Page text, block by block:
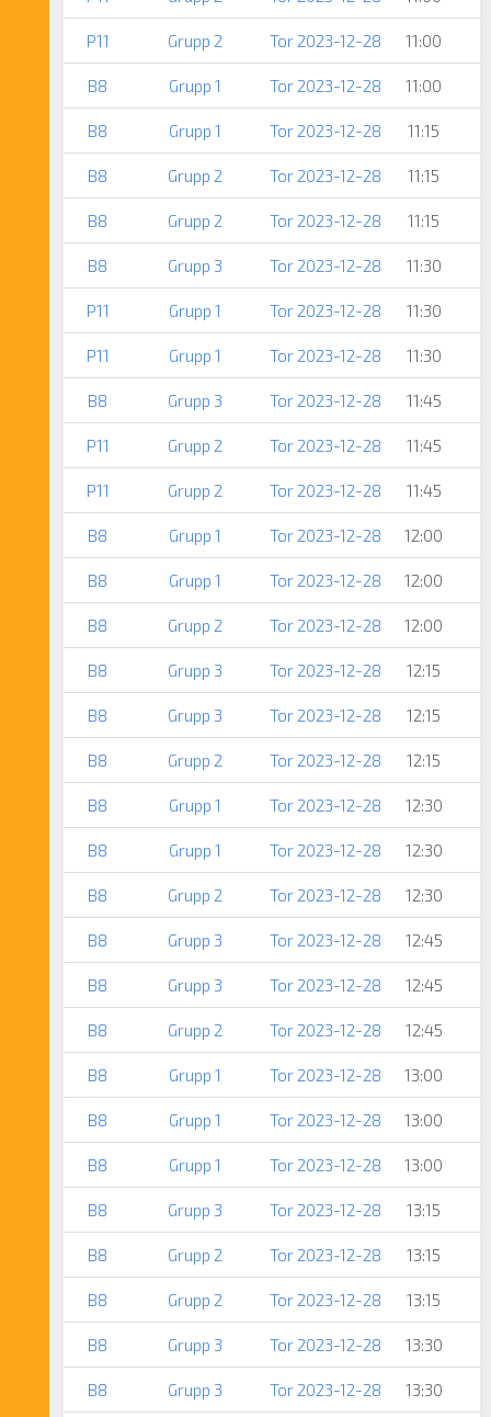
P11 Grupp 2 Tor 2023-12-28 11:00
B8 Grupp 1 Tor 2023-12-28 11:00
B8 Grupp 1 Tor 2023-12-28 11:15
B8 Grupp 2 Tor 2023-12-28 11:15
B8 Grupp 2 Tor 2023-12-28 11:15
B8 Grupp 3 Tor 2023-12-28 11:30
P11 Grupp 1 Tor 2023-12-28 11:30
P11 Grupp 1 Tor 2023-12-28 11:30
B8 Grupp 3 Tor 2023-12-28 11:45
P11 Grupp 2 Tor 2023-12-28 11:45
P11 Grupp 2 Tor 2023-12-28 11:45
B8 Grupp 1 Tor 2023-12-28 12:00
B8 Grupp 1 Tor 2023-12-28 12:00
B8 Grupp 2 Tor 2023-12-28 12:00
B8 Grupp 3 Tor 2023-12-28 12:15
B8 Grupp 3 Tor 2023-12-28 12:15
B8 Grupp 2 Tor 2023-12-28 12:15
B8 Grupp 1 Tor 2023-12-28 12:30
B8 Grupp 1 Tor 2023-12-28 12:30
B8 Grupp 2 Tor 2023-12-28 12:30
B8 Grupp 3 Tor 2023-12-28 12:45
B8 Grupp 3 Tor 2023-12-28 12:45
B8 Grupp 2 Tor 2023-12-28 12:45
B8 Grupp 1 Tor 2023-12-28 13:00
B8 Grupp 1 Tor 2023-12-28 13:00
B8 Grupp 1 Tor 2023-12-28 13:00
B8 Grupp 3 Tor 2023-12-28 13:15
B8 Grupp 2 Tor 2023-12-28 13:15
B8 Grupp 2 Tor 2023-12-28 13:15
B8 Grupp 3 Tor 2023-12-28 13:30
B8 Grupp 3 Tor 2023-12-28 13:30